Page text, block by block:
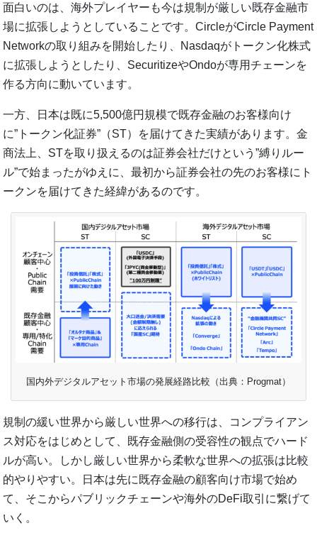
面白いのは、海外プレイヤーも今は規制が厳しい既存金融市
場に拡張しようとしていることです。CircleがCircle Payment
Networkの取り組みを開始したり、Nasdaqがトークン化株式
に拡張しようとしたり、SecuritizeやOndoが専用チェーンを
作る方向に動いています。
一方、日本は既に5,500億円規模で既存金融のお客様向け
に”トークン化証券”（ST）を届けてきた実績があります。金
商法上、STを取り扱えるのは証券会社だけという”縛りルー
ル”で始まったがゆえに、最初から証券会社の先のお客様にト
ークンを届けてきた経緯があるのです。
国内外デジタルアセット市場の発展経路比較（出典：Progmat）
規制の緩い世界から厳しい世界への移行は、コンプライアン
ス対応をはじめとして、既存金融側の受容性の観点でハード
ルが高い。しかし厳しい世界から柔軟な世界への拡張は比較
的やりやすい。日本は先に既存金融の顧客向け市場で始め
て、そこからパブリックチェーンや海外のDeFi取引に繋げて
いく。